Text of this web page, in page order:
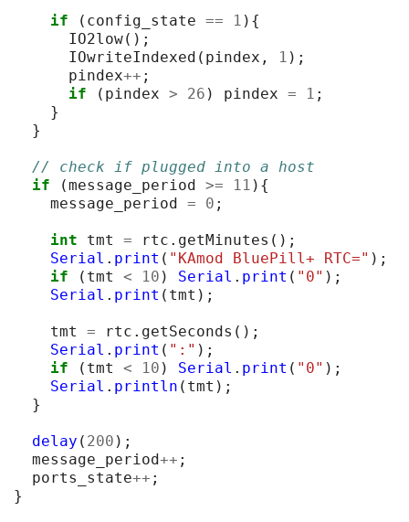
if ( config_state == 1 ){
IO2low();
IOwriteIndexed ( pindex , 1 );
pindex++ ;
if
( pindex > 26 ) pindex = 1 ;
}
}
// check if plugged into a host
if
(message_period >= 11 ){
message_period = 0 ;
int tmt = rtc . getMinutes ();
Serial . print ( "KAmod BluePill+ RTC=" );
if
( tmt < 10 ) Serial . print ( "0" );
Serial . print ( tmt );
tmt = rtc . getSeconds ();
Serial . print ( ":" );
if
( tmt < 10 ) Serial . print ( "0" );
Serial . println ( tmt );
}
delay ( 200 );
message_period++ ;
ports_state++ ;
}